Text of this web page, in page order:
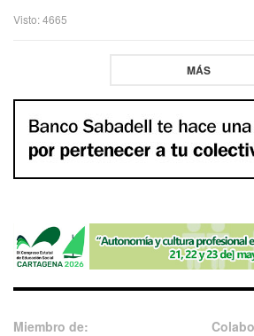
Visto: 4665
MÁS
Miembro de: